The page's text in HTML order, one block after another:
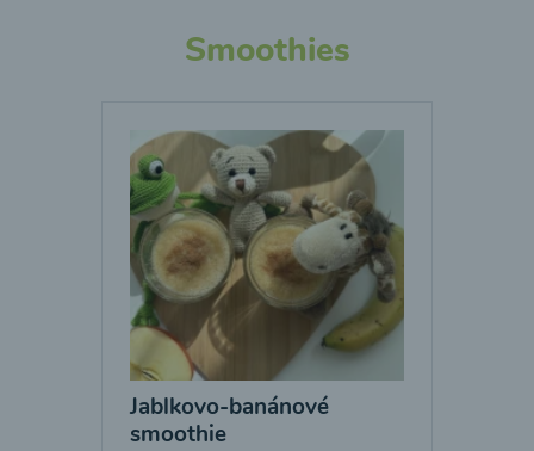
Smoothies
Jablkovo-banánové
smoothie